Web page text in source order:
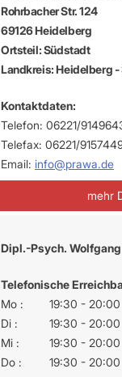
Rohrbacher Str. 124
69126 Heidelberg
Ortsteil: Südstadt
Landkreis: Heidelberg -
Kontaktdaten:
Telefon: 06221/
Telefax: 06221/
Email: info@prawa.de
mehr
Dipl.-Psych.
Telefonische
Mo :
19:30 - 20:00
Di :
19:30 - 20:00
Mi :
19:30 - 20:00
Do :
19:30 - 20:00